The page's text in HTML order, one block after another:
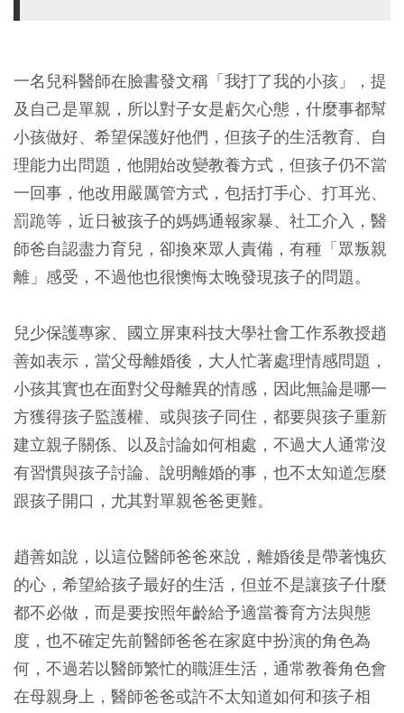
一名兒科醫師在臉書發文稱「我打了我的小孩」，提
及自己是單親，所以對子女是虧欠心態，什麼事都幫
小孩做好、希望保護好他們，但孩子的生活教育、自
理能力出問題，他開始改變教養方式，但孩子仍不當
一回事，他改用嚴厲管方式，包括打手心、打耳光、
罰跪等，近日被孩子的媽媽通報家暴、社工介入，醫
師爸自認盡力育兒，卻換來眾人責備，有種「眾叛親
離」感受，不過他也很懊悔太晚發現孩子的問題。
兒少保護專家、國立屏東科技大學社會工作系教授趙
善如表示，當父母離婚後，大人忙著處理情感問題，
小孩其實也在面對父母離異的情感，因此無論是哪一
方獲得孩子監護權、或與孩子同住，都要與孩子重新
建立親子關係、以及討論如何相處，不過大人通常沒
有習慣與孩子討論、說明離婚的事，也不太知道怎麼
跟孩子開口，尤其對單親爸爸更難。
趙善如說，以這位醫師爸爸來說，離婚後是帶著愧疚
的心，希望給孩子最好的生活，但並不是讓孩子什麼
都不必做，而是要按照年齡給予適當養育方法與態
度，也不確定先前醫師爸爸在家庭中扮演的角色為
何，不過若以醫師繁忙的職涯生活，通常教養角色會
在母親身上，醫師爸爸或許不太知道如何和孩子相